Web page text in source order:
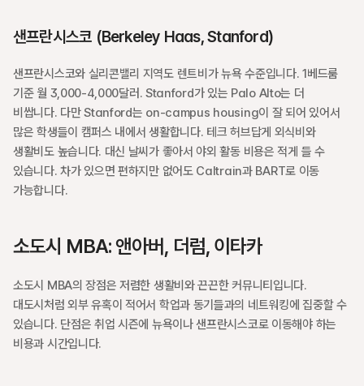
샌프란시스코 (Berkeley Haas, Stanford)
샌프란시스코와 실리콘밸리 지역도 렌트비가 뉴욕 수준입니다. 1베드룸
기준 월 3,000-4,000달러. Stanford가 있는 Palo Alto는 더
비쌉니다. 다만 Stanford는 on-campus housing이 잘 되어 있어서
많은 학생들이 캠퍼스 내에서 생활합니다. 테크 허브답게 외식비와
생활비도 높습니다. 대신 날씨가 좋아서 야외 활동 비용은 적게 들 수
있습니다. 차가 있으면 편하지만 없어도 Caltrain과 BART로 이동
가능합니다.
소도시 MBA: 앤아버, 더럼, 이타카
소도시 MBA의 장점은 저렴한 생활비와 끈끈한 커뮤니티입니다.
대도시처럼 외부 유혹이 적어서 학업과 동기들과의 네트워킹에 집중할 수
있습니다. 단점은 취업 시즌에 뉴욕이나 샌프란시스코로 이동해야 하는
비용과 시간입니다.